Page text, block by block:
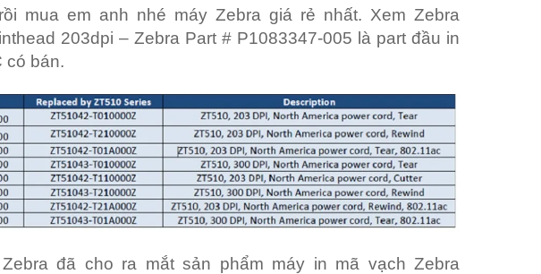
mua em anh nhé máy Zebra giá rẻ nhất. Xem Zebra
203dpi – Zebra Part # P1083347-005 là part đầu in
có bán.
đã cho ra mắt sản phẩm máy in mã vạch Zebra